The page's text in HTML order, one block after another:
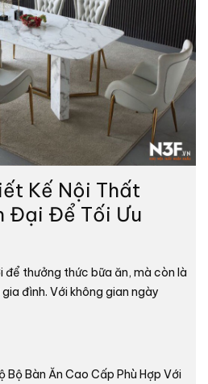
Kế Nội Thất
Đại Để Tối Ưu
để thưởng thức bữa ăn, mà còn là
đình. Với không gian ngày